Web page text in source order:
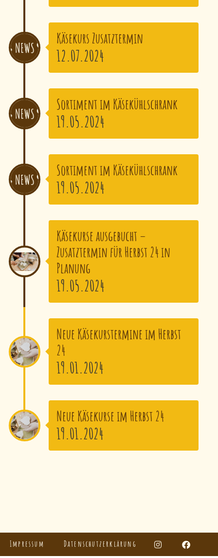
Käsekurs Zusatztermin
12.07.2024
Sortiment im Käsekühlschrank
19.05.2024
Sortiment im Käsekühlschrank
19.05.2024
Käsekurse ausgebucht –
Zusatztermin für Herbst 24 in
Planung
19.05.2024
Neue Käsekurstermine im Herbst
24
19.01.2024
Neue Käsekurse im Herbst 24
19.01.2024
Impressum Datenschutzerklärung